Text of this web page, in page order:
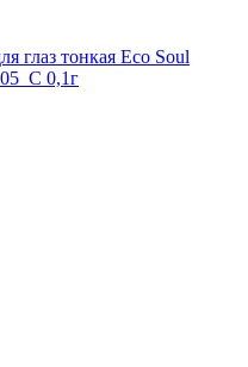
глаз тонкая Eco Soul
0,1г